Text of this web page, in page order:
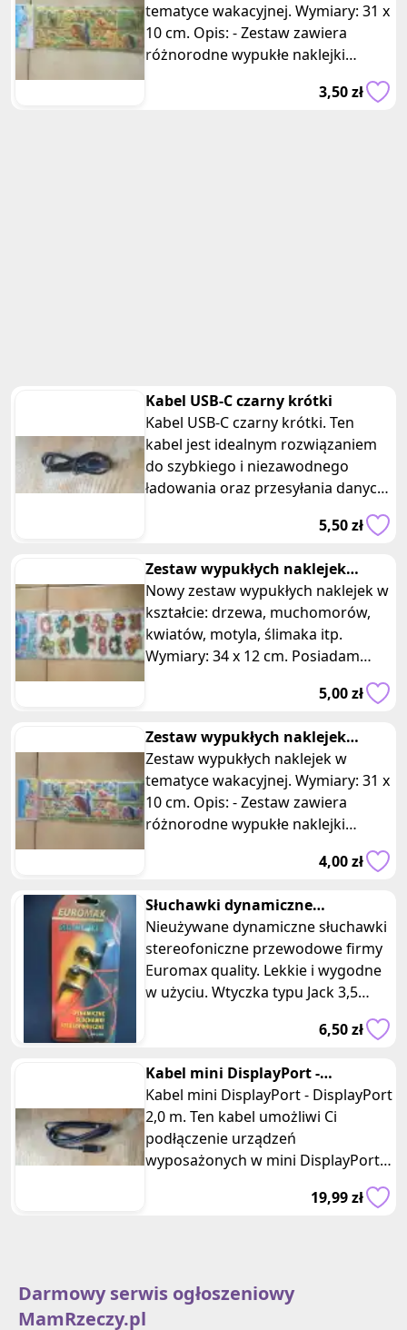
tematyce wakacyjnej. Wymiary: 31 x
10 cm. Opis: - Zestaw zawiera
różnorodne wypukłe naklejki
przedstawiające motywy związane
3,50 zł
Kabel USB-C czarny krótki
Kabel USB-C czarny krótki. Ten
kabel jest idealnym rozwiązaniem
do szybkiego i niezawodnego
ładowania oraz przesyłania danych
5,50 zł
Zestaw wypukłych naklejek
muchomory motyl ślimaki
drzewo
Nowy zestaw wypukłych naklejek w
kształcie: drzewa, muchomorów,
kwiatów, motyla, ślimaka itp.
Wymiary: 34 x 12 cm. Posiadam
dwie takie same sztuki, oferta dotyc
5,00 zł
Zestaw wypukłych naklejek
wakacyjnych
Zestaw wypukłych naklejek w
tematyce wakacyjnej. Wymiary: 31 x
10 cm. Opis: - Zestaw zawiera
różnorodne wypukłe naklejki
przedstawiające motywy związane
4,00 zł
Słuchawki dynamiczne
stereofoniczne przewodowe
czarne
Nieużywane dynamiczne słuchawki
stereofoniczne przewodowe firmy
Euromax quality. Lekkie i wygodne
w użyciu. Wtyczka typu Jack 3,5
mam stereo. Długość przewodu 1
6,50 zł
Kabel mini DisplayPort -
DisplayPort 2,0 m video
Kabel mini DisplayPort - DisplayPort
2,0 m. Ten kabel umożliwi Ci
podłączenie urządzeń
wyposażonych w mini DisplayPort,
19,99 zł
Darmowy serwis ogłoszeniowy
MamRzeczy.pl